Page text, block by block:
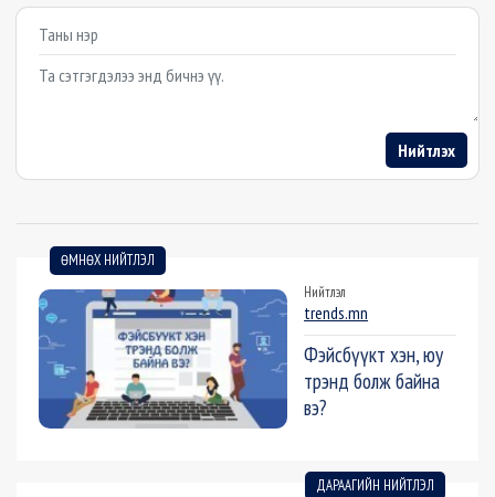
Example textarea
Нийтлэх
ӨМНӨХ НИЙТЛЭЛ
Нийтлэл
trends.mn
Фэйсбүүкт хэн, юу
трэнд болж байна
вэ?
ДАРААГИЙН НИЙТЛЭЛ